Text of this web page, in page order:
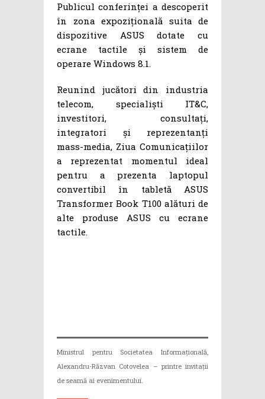
Publicul conferinței a descoperit
în zona expozițională suita de
dispozitive ASUS dotate cu
ecrane tactile și sistem de
operare Windows 8.1.
Reunind jucători din industria
telecom, specialiști IT&C,
investitori, consultați,
integratori și reprezentanți
mass-media, Ziua Comunicațiilor
a reprezentat momentul ideal
pentru a prezenta laptopul
convertibil în tabletă ASUS
Transformer Book T100 alături de
alte produse ASUS cu ecrane
tactile.
Ministrul pentru Societatea Informaţională,
Alexandru-Răzvan Cotovelea – printre invitații
de seamă ai evenimentului.